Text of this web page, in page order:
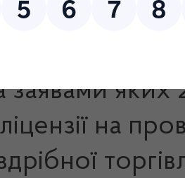
ліцензії на провадження
діяльності з роздрібної торгівлі
заявами яких
на